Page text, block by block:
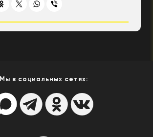
Мы в социальных сетях: